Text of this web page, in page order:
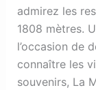
admirez les
1808 mètres.
l’occasion de
connaître les
souvenirs, La